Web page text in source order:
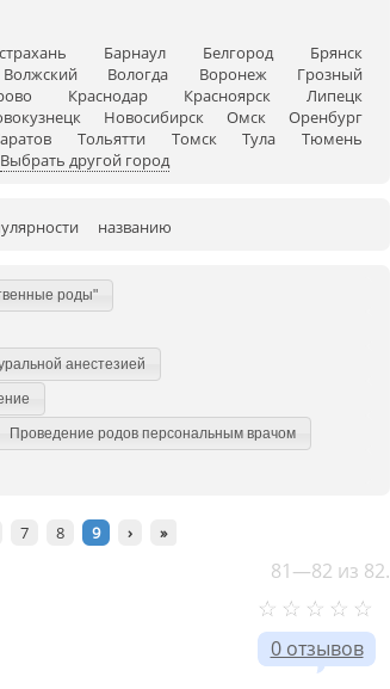
Барнаул Белгород
Брянск
Волжский Вологда Воронеж
Грозный
Краснодар Красноярск
Липецк
Новосибирск Омск
Оренбург
Тольятти Томск Тула
Тюмень
Выбрать другой город
названию
роды"
анестезией
Проведение родов персональным врачом
7 8 9 › »
81—82 из 82.
0 отзывов